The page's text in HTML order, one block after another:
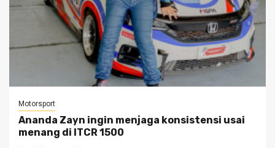
Motorsport
Ananda Zayn ingin menjaga konsistensi usai
menang di ITCR 1500